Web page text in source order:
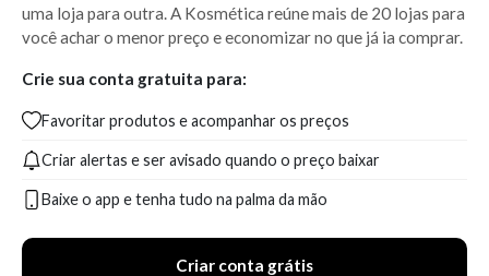
uma loja para outra. A Kosmética reúne mais de 20 lojas para
você achar o menor preço e economizar no que já ia comprar.
Crie sua conta gratuita para:
Favoritar produtos e acompanhar os preços
Criar alertas e ser avisado quando o preço baixar
Baixe o app e tenha tudo na palma da mão
Criar conta grátis